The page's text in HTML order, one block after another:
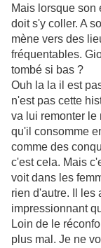
Mais lorsque son
doit s'y coller. A
mène vers des
fréquentables.
tombé si bas ?
Ouh la la il est
n'est pas cette
va lui remonter le
qu'il consomme
comme des
c'est cela. Mais
voit dans les
rien d'autre. Il les
impressionnant
Loin de le
plus mal. Je ne